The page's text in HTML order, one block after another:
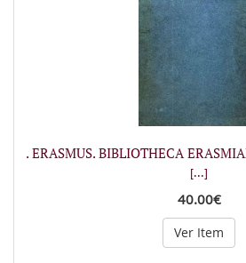
. ERASMUS. BIBLIOTHECA
[...]
40.00€
Ver Item